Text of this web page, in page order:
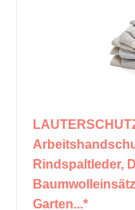
Rindspaltleder,
Garten...*